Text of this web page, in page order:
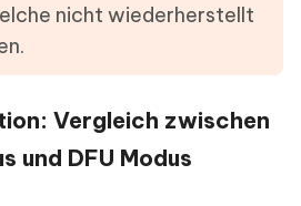
nicht wiederherstellt
Vergleich zwischen
und DFU Modus